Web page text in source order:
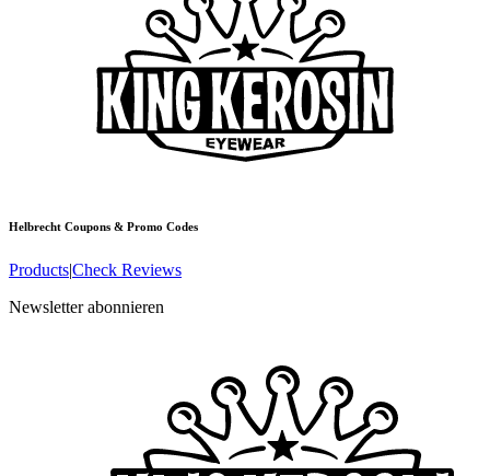
Helbrecht Coupons & Promo Codes
Products|Check Reviews
Newsletter abonnieren